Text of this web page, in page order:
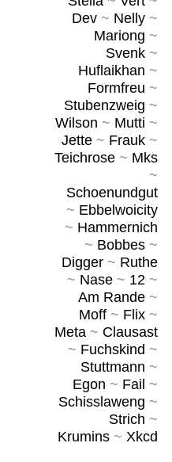
Dev~ Nelly~
Mariong ~
Svenk~
Huflaikhan ~
Formfreu ~
Stubenzweig ~
Wilson ~ Mutti ~
Jette~ Frauk~
Teichrose~ Mks
~
Schoenundgut
~ Ebbelwoicity
~ Hammernich
~ Bobbes~
Digger~ Ruthe
~ Nase~ 12~
Am Rande~
Moff~ Flix~
Meta~ Clausast
~ Fuchskind ~
Stuttmann ~
Egon ~ Fail ~
Schisslaweng ~
Strich ~
Krumins~ Xkcd